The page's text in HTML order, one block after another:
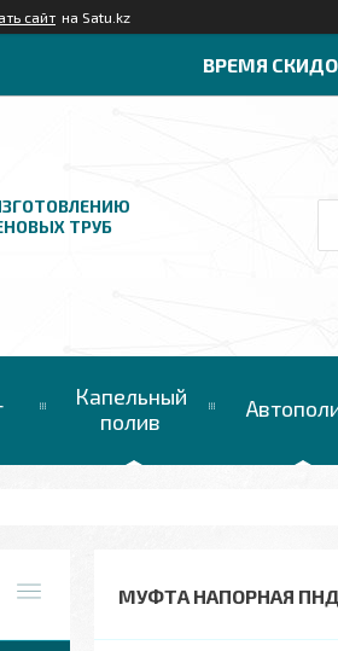
сайт на Satu.kz
ВРЕМЯ
ТРУБ
Капельный
полив
МУФТА НАПОРНАЯ